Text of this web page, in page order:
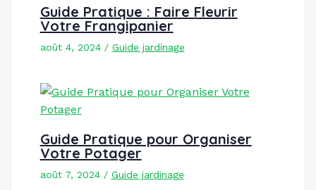
Guide Pratique : Faire Fleurir
Votre Frangipanier
août 4, 2024 / Guide jardinage
Guide Pratique pour Organiser
Votre Potager
août 7, 2024 / Guide jardinage